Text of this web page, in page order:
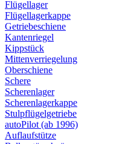
Flügellager
Flügellagerkappe
Getriebeschiene
Kantenriegel
Kippstück
Mittenverriegelung
Oberschiene
Schere
Scherenlager
Scherenlagerkappe
Stulpflügelgetriebe
autoPilot (ab 1996)
Auflaufstütze